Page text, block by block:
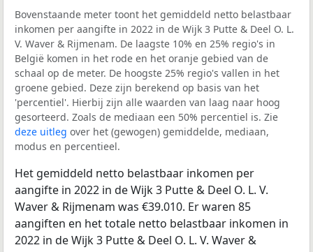
Bovenstaande meter toont het gemiddeld netto belastbaar
inkomen per aangifte in 2022 in de Wijk 3 Putte & Deel O. L.
V. Waver & Rijmenam. De laagste 10% en 25% regio's in
België komen in het rode en het oranje gebied van de
schaal op de meter. De hoogste 25% regio's vallen in het
groene gebied. Deze zijn berekend op basis van het
'percentiel'. Hierbij zijn alle waarden van laag naar hoog
gesorteerd. Zoals de mediaan een 50% percentiel is. Zie
deze uitleg over het (gewogen) gemiddelde, mediaan,
modus en percentieel.
Het gemiddeld netto belastbaar inkomen per
aangifte in 2022 in de Wijk 3 Putte & Deel O. L. V.
Waver & Rijmenam was €39.010. Er waren 85
aangiften en het totale netto belastbaar inkomen in
2022 in de Wijk 3 Putte & Deel O. L. V. Waver &